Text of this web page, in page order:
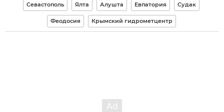
Севастополь Ялта Алушта Евпатория Судак
Феодосия Крымский гидрометцентр